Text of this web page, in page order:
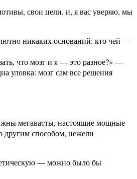
свои цели, и, я вас уверяю, мы
никаких оснований: кто чей —
что мозг и я — это разное?» —
уловка: мозг сам все решения
мегаватты, настоящие мощные
другим способом, нежели
— можно было бы